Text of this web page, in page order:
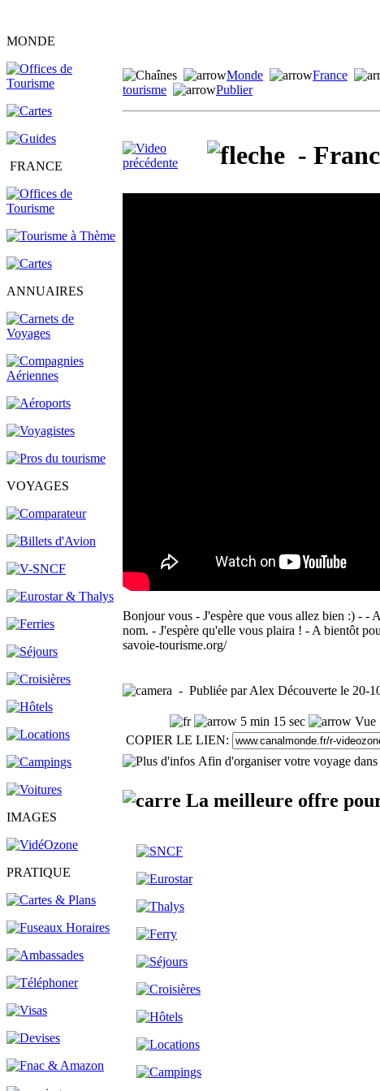
MONDE
FRANCE
ANNUAIRES
VOYAGES
IMAGES
PRATIQUE
Monde France
tourisme
Publier
-
Bonjour vous - J'espère que vous allez bien :) - -
nom. - J'espère qu'elle vous plaira ! - A bientôt
savoie-tourisme.org/
- Publiée par Alex Découverte le 20-
5 min 15 sec Vue
COPIER LE LIEN:
Afin d'organiser votre voyage
La meilleure offre